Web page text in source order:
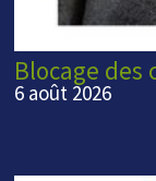
Blocage
6 août 2026